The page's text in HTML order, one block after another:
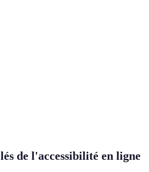
de l'accessibilité en ligne